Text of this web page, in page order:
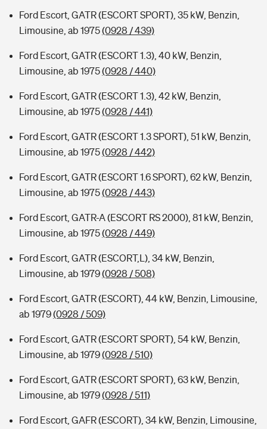
Ford Escort, GATR (ESCORT SPORT), 35 kW, Benzin,
Limousine, ab 1975(0928 / 439)
Ford Escort, GATR (ESCORT 1.3), 40 kW, Benzin,
Limousine, ab 1975(0928 / 440)
Ford Escort, GATR (ESCORT 1.3), 42 kW, Benzin,
Limousine, ab 1975(0928 / 441)
Ford Escort, GATR (ESCORT 1.3 SPORT), 51 kW, Benzin,
Limousine, ab 1975(0928 / 442)
Ford Escort, GATR (ESCORT 1.6 SPORT), 62 kW, Benzin,
Limousine, ab 1975(0928 / 443)
Ford Escort, GATR-A (ESCORT RS 2000), 81 kW, Benzin,
Limousine, ab 1975(0928 / 449)
Ford Escort, GATR (ESCORT,L), 34 kW, Benzin,
Limousine, ab 1979(0928 / 508)
Ford Escort, GATR (ESCORT), 44 kW, Benzin, Limousine,
ab 1979(0928 / 509)
Ford Escort, GATR (ESCORT SPORT), 54 kW, Benzin,
Limousine, ab 1979(0928 / 510)
Ford Escort, GATR (ESCORT SPORT), 63 kW, Benzin,
Limousine, ab 1979(0928 / 511)
Ford Escort, GAFR (ESCORT), 34 kW, Benzin, Limousine,